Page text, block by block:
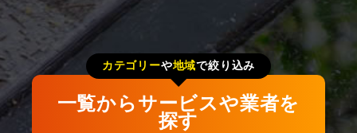
カテゴリーや地域で絞り込み
一覧からサービスや業者を
探す